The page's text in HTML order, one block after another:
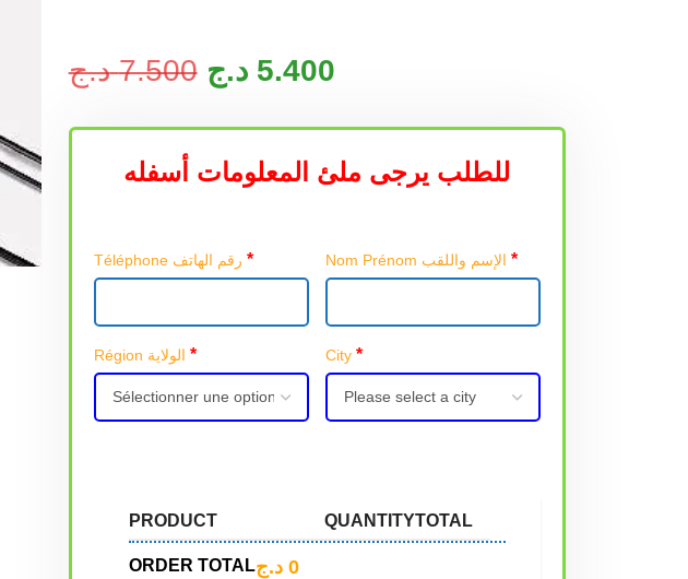
7.500 د.ج 5.400 د.ج
للطلب يرجى ملئ المعلومات أسفله
* *
* City *
PRODUCT QUANTITYTOTAL
ORDER TOTAL 0 د.ج